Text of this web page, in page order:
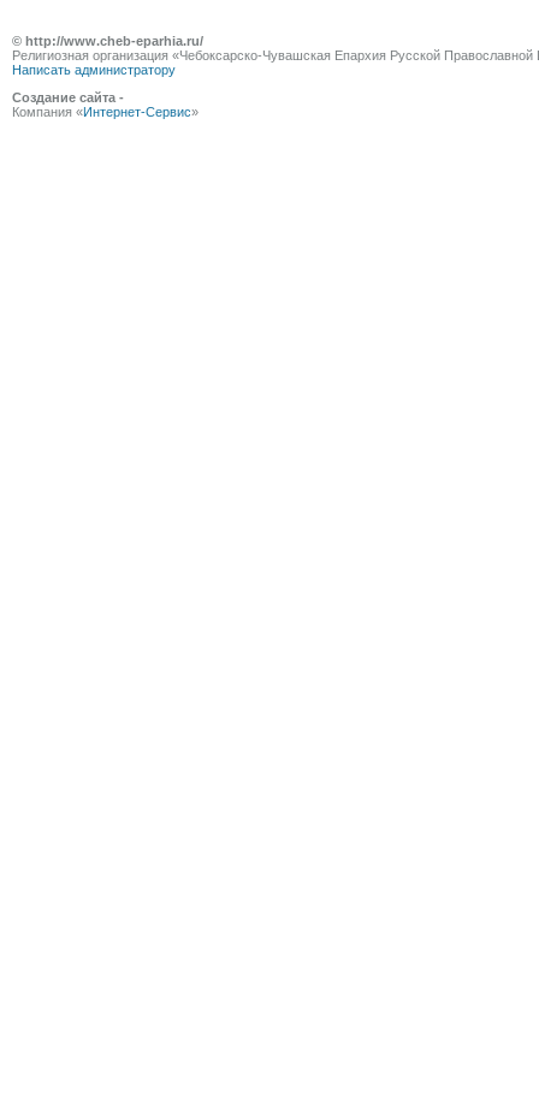
© http://www.cheb-eparhia.ru/
Религиозная организация «Чебоксарско-Чувашская Епархия Русской
Написать администратору
Создание сайта -
Компания «Интернет-Сервис»